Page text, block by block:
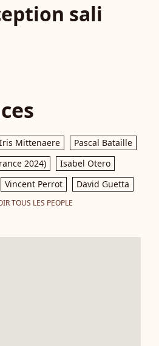
sali
Iris Mittenaere
Pascal Bataille
2024)
Isabel Otero
Vincent Perrot David Guetta
TOUS LES PEOPLE